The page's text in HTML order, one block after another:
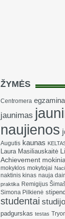
ŽYMĖS
Centromera
jaunimas
naujienos
Augutis kaunas
Laura Masiliauskaitė
Achievement
mokyklos mokytojai
naktinis kinas nauja
praktika Remigijus
Simona Pilkienė
studentai
padgurskas testas